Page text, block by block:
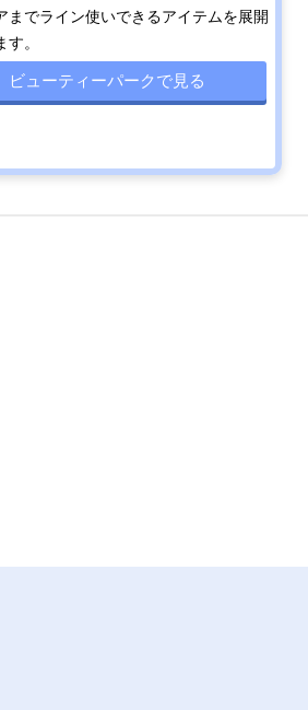
までライン使いできるアイテムを展開
す。
ビューティーパークで見る